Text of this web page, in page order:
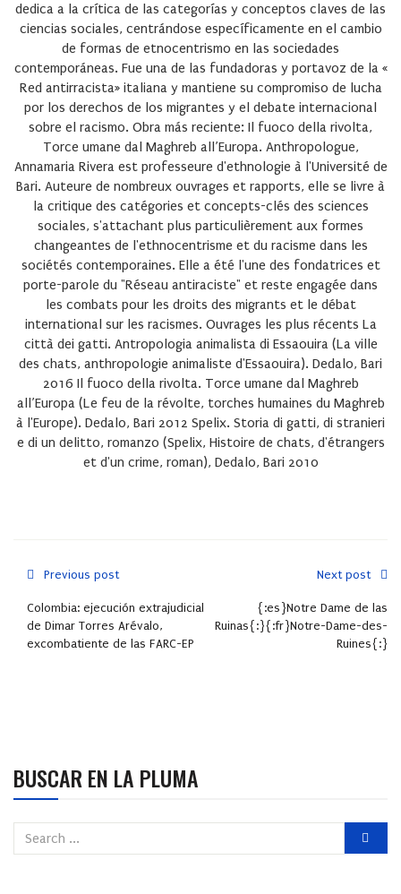
dedica a la crítica de las categorías y conceptos claves de las
ciencias sociales, centrándose específicamente en el cambio
de formas de etnocentrismo en las sociedades
contemporáneas. Fue una de las fundadoras y portavoz de la «
Red antirracista» italiana y mantiene su compromiso de lucha
por los derechos de los migrantes y el debate internacional
sobre el racismo. Obra más reciente: Il fuoco della rivolta,
Torce umane dal Maghreb all’Europa. Anthropologue,
Annamaria Rivera est professeure d'ethnologie à l'Université de
Bari. Auteure de nombreux ouvrages et rapports, elle se livre à
la critique des catégories et concepts-clés des sciences
sociales, s'attachant plus particulièrement aux formes
changeantes de l'ethnocentrisme et du racisme dans les
sociétés contemporaines. Elle a été l'une des fondatrices et
porte-parole du "Réseau antiraciste" et reste engagée dans
les combats pour les droits des migrants et le débat
international sur les racismes. Ouvrages les plus récents La
città dei gatti. Antropologia animalista di Essaouira (La ville
des chats, anthropologie animaliste d'Essaouira). Dedalo, Bari
2016 Il fuoco della rivolta. Torce umane dal Maghreb
all’Europa (Le feu de la révolte, torches humaines du Maghreb
à l'Europe). Dedalo, Bari 2012 Spelix. Storia di gatti, di stranieri
e di un delitto, romanzo (Spelix, Histoire de chats, d'étrangers
et d'un crime, roman), Dedalo, Bari 2010
Previous post
Colombia: ejecución extrajudicial
de Dimar Torres Arévalo,
excombatiente de las FARC-EP
Next post
{:es}Notre Dame de las
Ruinas{:}{:fr}Notre-Dame-des-
Ruines{:}
BUSCAR EN LA PLUMA